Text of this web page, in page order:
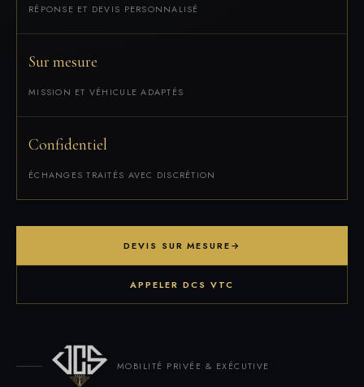
RÉPONSE ET DEVIS PERSONNALISÉ
Sur mesure
MISSION ET VÉHICULE ADAPTÉS
Confidentiel
ÉCHANGES TRAITÉS AVEC DISCRÉTION
DEVIS SUR MESURE→
APPELER DCS VTC
MOBILITÉ PRIVÉE & EXÉCUTIVE